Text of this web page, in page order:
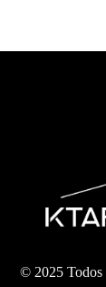
© 2025 Todos